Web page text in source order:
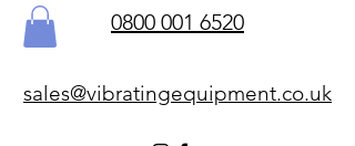
0800 001 6520
sales@vibratingequipment.co.uk